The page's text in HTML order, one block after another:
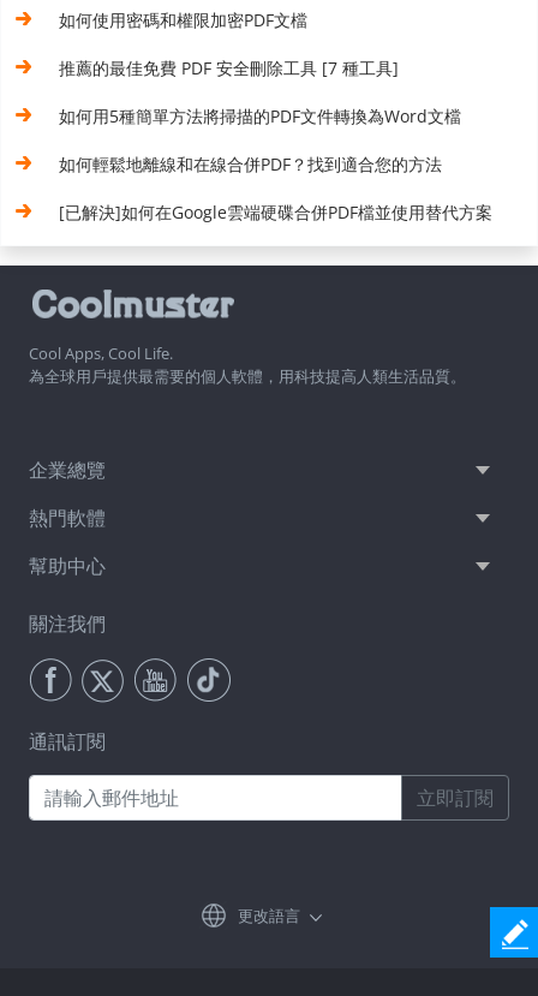
如何使用密碼和權限加密PDF文檔
推薦的最佳免費 PDF 安全刪除工具 [7 種工具]
如何用5種簡單方法將掃描的PDF文件轉換為Word文檔
如何輕鬆地離線和在線合併PDF？找到適合您的方法
[已解決]如何在Google雲端硬碟合併PDF檔並使用替代方案
Cool Apps, Cool Life.
為全球用戶提供最需要的個人軟體，用科技提高人類生活品質。
企業總覽
熱門軟體
幫助中心
關注我們
通訊訂閱
立即訂閱
更改語言